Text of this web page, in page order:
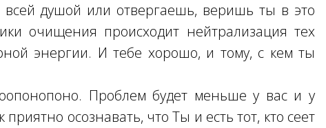
душой или отвергаешь, веришь ты в это
очищения происходит нейтрализация тех
энергии. И тебе хорошо, и тому, с кем ты
Проблем будет меньше у вас и у
осознавать, что Ты и есть тот, кто сеет